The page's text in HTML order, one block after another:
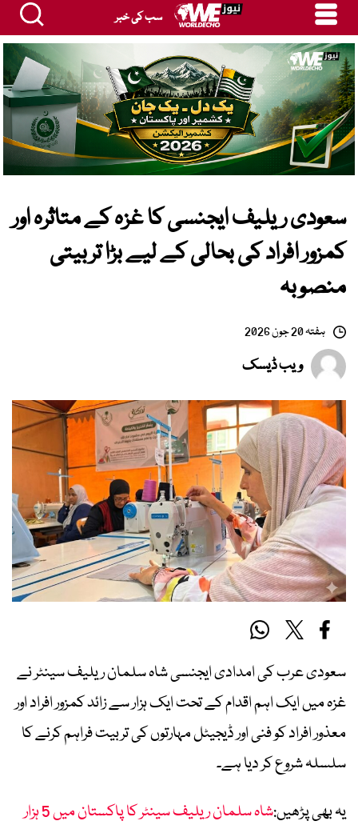
سب کی خبر
سعودی ریلیف ایجنسی کا غزہ کے متاثرہ اور
کمزور افراد کی بحالی کے لیے بڑا تربیتی
منصوبہ
ہفتہ 20 جون 2026
ویب ڈیسک
سعودی عرب کی امدادی ایجنسی شاہ سلمان ریلیف سینٹر نے
غزہ میں ایک اہم اقدام کے تحت ایک ہزار سے زائد کمزور افراد اور
معذور افراد کو فنی اور ڈیجیٹل مہارتوں کی تربیت فراہم کرنے کا
سلسلہ شروع کر دیا ہے۔
یہ بھی پڑھیں:
شاہ سلمان ریلیف سینٹر کا پاکستان میں 5 ہزار